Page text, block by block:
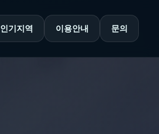
인기지역 이용안내 문의